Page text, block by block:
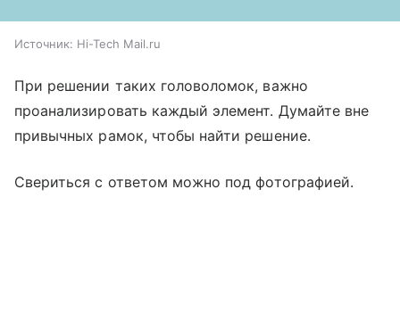
Источник: Hi-Tech Mail.ru
При решении таких головоломок, важно
проанализировать каждый элемент. Думайте вне
привычных рамок, чтобы найти решение.
Свериться с ответом можно под фотографией.